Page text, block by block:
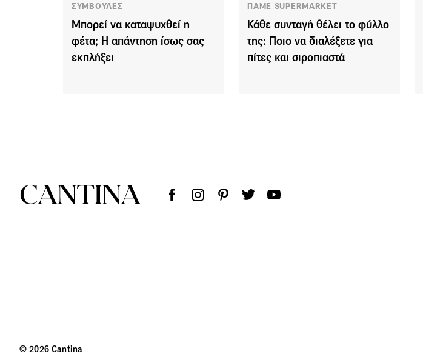
ΣΥΜΒΟΥΛΕΣ
Μπορεί να καταψυχθεί η
φέτα; Η απάντηση ίσως σας
εκπλήξει
ΠΑΜΕ SUPERMARKET
Κάθε συνταγή θέλει το φύλλο
της: Ποιο να διαλέξετε για
πίτες και σιροπιαστά
© 2026 Cantina